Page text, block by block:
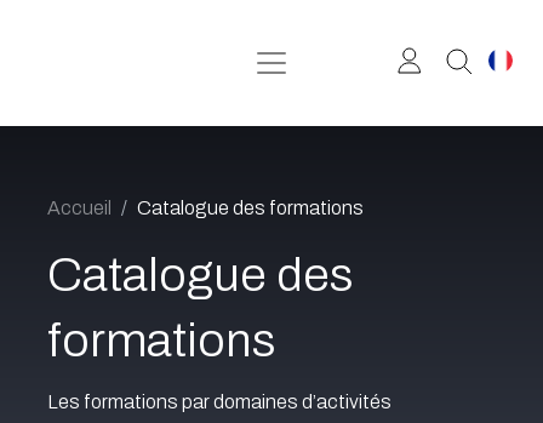
Accueil Catalogue des formations
Catalogue des
formations
Les formations par domaines d’activités